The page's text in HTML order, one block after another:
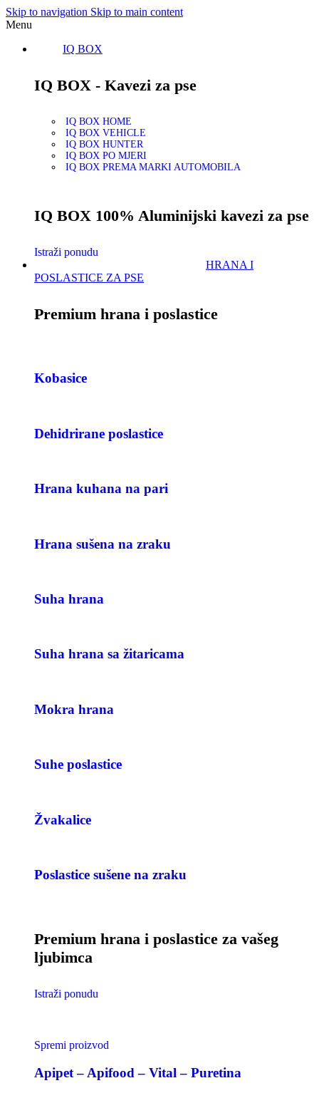
Skip to navigation Skip to main content
Menu
IQ BOX
IQ BOX - Kavezi za pse
IQ BOX HOME
IQ BOX VEHICLE
IQ BOX HUNTER
IQ BOX PO MJERI
IQ BOX PREMA MARKI AUTOMOBILA
IQ BOX 100% Aluminijski kavezi za pse
Istraži ponudu
HRANA I
POSLASTICE ZA PSE
Premium hrana i poslastice
Kobasice
Dehidrirane poslastice
Hrana kuhana na pari
Hrana sušena na zraku
Suha hrana
Suha hrana sa žitaricama
Mokra hrana
Suhe poslastice
Žvakalice
Poslastice sušene na zraku
Premium hrana i poslastice za vašeg
ljubimca
Istraži ponudu
Spremi proizvod
Apipet – Apifood – Vital – Puretina